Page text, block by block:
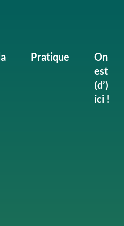
Pratique
On
est
(d’)
ici !